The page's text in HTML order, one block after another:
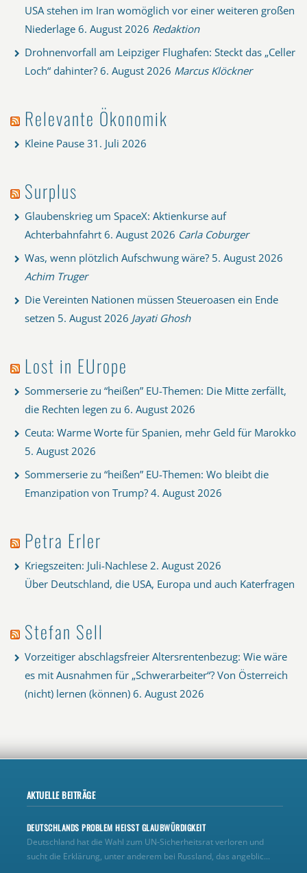
USA stehen im Iran womöglich vor einer weiteren großen
Niederlage 6. August 2026 Redaktion
Drohnenvorfall am Leipziger Flughafen: Steckt das „Celler
Loch“ dahinter? 6. August 2026 Marcus Klöckner
Relevante Ökonomik
Kleine Pause 31. Juli 2026
Surplus
Glaubenskrieg um SpaceX: Aktienkurse auf
Achterbahnfahrt 6. August 2026 Carla Coburger
Was, wenn plötzlich Aufschwung wäre? 5. August 2026
Achim Truger
Die Vereinten Nationen müssen Steueroasen ein Ende
setzen 5. August 2026 Jayati Ghosh
Lost in EUrope
Sommerserie zu “heißen” EU-Themen: Die Mitte zerfällt,
die Rechten legen zu 6. August 2026
Ceuta: Warme Worte für Spanien, mehr Geld für Marokko
5. August 2026
Sommerserie zu “heißen” EU-Themen: Wo bleibt die
Emanzipation von Trump? 4. August 2026
Petra Erler
Kriegszeiten: Juli-Nachlese 2. August 2026
Über Deutschland, die USA, Europa und auch Katerfragen
Stefan Sell
Vorzeitiger abschlagsfreier Altersrentenbezug: Wie wäre
es mit Ausnahmen für „Schwerarbeiter“? Von Österreich
(nicht) lernen (können) 6. August 2026
AKTUELLE BEITRÄGE
DEUTSCHLANDS PROBLEM HEISST GLAUBWÜRDIGKEIT
Deutschland hat die Wahl zum UN‑Sicherheitsrat verloren und
sucht die Erklärung, unter anderem bei Russland, das angeblic...